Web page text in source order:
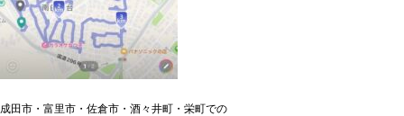
成田市・富里市・佐倉市・酒々井町・栄町での